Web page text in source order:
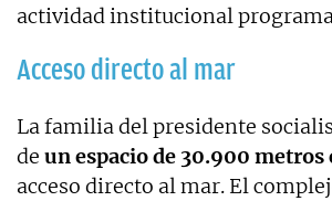
actividad institucional
Acceso directo al mar
La familia del presidente
de un espacio de 30.900 metros
acceso directo al mar. El